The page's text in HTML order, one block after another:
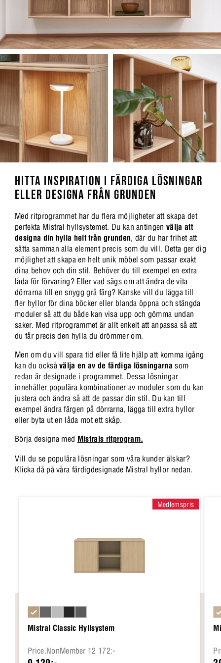
HITTA INSPIRATION I FÄRDIGA LÖSNINGAR
ELLER DESIGNA FRÅN GRUNDEN
Med ritprogrammet har du flera möjligheter att skapa det
perfekta Mistral hyllsystemet. Du kan antingenvälja att
designa din hylla helt från grunden, där du har frihet att
sätta samman alla element precis som du vill. Detta ger dig
möjlighet att skapa en helt unik möbel som passar exakt
dina behov och din stil. Behöver du till exempel en extra
låda för förvaring? Eller vad sägs om att ändra de vita
dörrarna till en snygg grå färg? Kanske vill du lägga till
fler hyllor för dina böcker eller blanda öppna och stängda
moduler så att du både kan visa upp och gömma undan
saker. Med ritprogrammet är allt enkelt att anpassa så att
du får precis den hylla du drömmer om.
Men om du vill spara tid eller få lite hjälp att komma igång
kan du ocksåvälja en av de färdiga lösningarna som
redan är designade i programmet. Dessa lösningar
innehåller populära kombinationer av moduler som du kan
justera och ändra så att de passar din stil. Du kan till
exempel ändra färgen på dörrarna, lägga till extra hyllor
eller byta ut en låda mot ett skåp.
Börja designa med Mistrals ritprogram.
Vill du se populära lösningar som våra kunder älskar?
Klicka då på våra färdigdesignade Mistral hyllor nedan.
Medlemspris
Mistral Classic Hyllsystem
Price.NonMember 12 172:-